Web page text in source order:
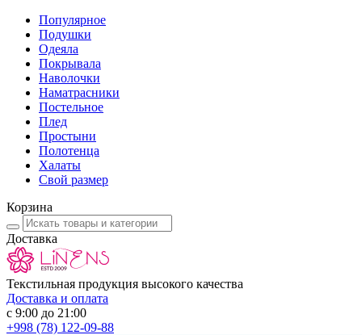
Популярное
Подушки
Одеяла
Покрывала
Наволочки
Наматрасники
Постельное
Плед
Простыни
Полотенца
Халаты
Свой размер
Корзина
Доставка
Текстильная продукция высокого качества
Доставка и оплата
с 9:00 до 21:00
+998 (78) 122-09-88